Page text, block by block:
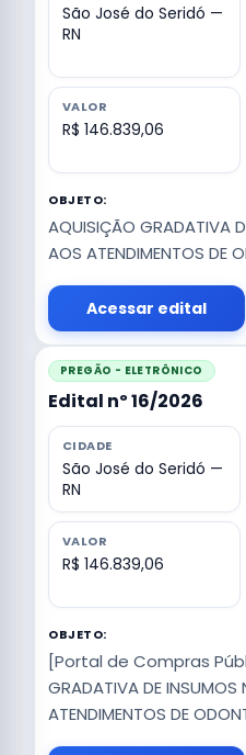
São José do Seridó —
RN
VALOR
R$ 146.839,06
OBJETO:
AQUISIÇÃO GRADATIVA
AOS ATENDIMENTOS DE
Acessar edital
PREGÃO - ELETRÔNICO
Edital nº 16/2026
CIDADE
São José do Seridó —
RN
VALOR
R$ 146.839,06
OBJETO:
[Portal de Compras
GRADATIVA DE INSUMOS
ATENDIMENTOS DE